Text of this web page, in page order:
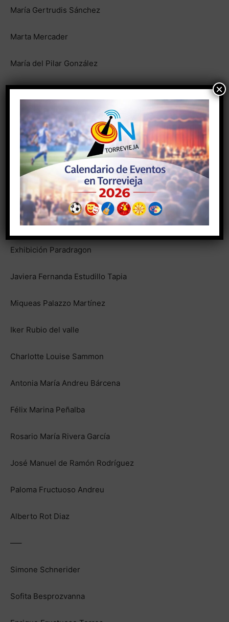
María Gertrudis Sánchez
Marta Mercader
María del Pilar González
Micheline Lambrecht
María Isabel Ruiz
Carmen Pilar Alcaraz
Inés Mora
Nati Pérez
…….
Exhibición Paradragon
Javiera Fernanda Estudillo Tapia
Miqueas Palazzo Martínez
Iker Rubio del valle
Charlotte Louise Sammon
Antonia María Andreu Bárcena
Félix Marina Peñalba
Rosario María Rivera García
José Manuel de Ramón Rodríguez
Paloma Fructuoso Andreu
Alberto Rot Diaz
—–
Simone Schnerider
Sofita Besprozvanna
×